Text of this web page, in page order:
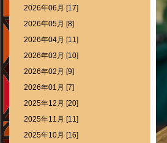
2026年06月 [17]
2026年05月 [8]
2026年04月 [11]
2026年03月 [10]
2026年02月 [9]
2026年01月 [7]
2025年12月 [20]
2025年11月 [11]
2025年10月 [16]